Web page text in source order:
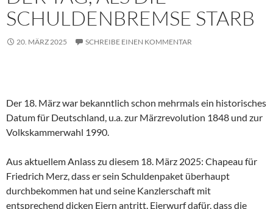
SCHULDENBREMSE STARB
20. MÄRZ 2025 SCHREIBE EINEN KOMMENTAR
Der 18. März war bekanntlich schon mehrmals ein historisches
Datum für Deutschland, u.a. zur Märzrevolution 1848 und zur
Volkskammerwahl 1990.
Aus aktuellem Anlass zu diesem 18. März 2025: Chapeau für
Friedrich Merz, dass er sein Schuldenpaket überhaupt
durchbekommen hat und seine Kanzlerschaft mit
entsprechend dicken Eiern antritt. Eierwurf dafür, dass die